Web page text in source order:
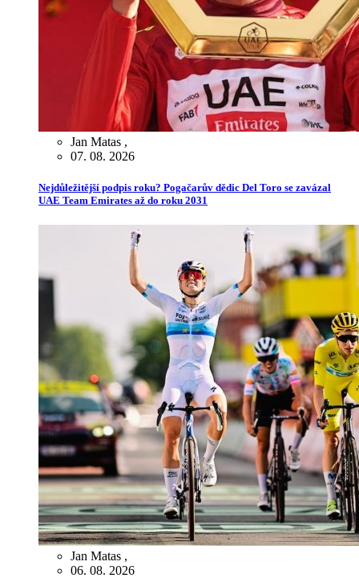
Jan Matas ,
07. 08. 2026
Nejdůležitější podpis roku? Pogačarův dědic Del Toro se zavázal
UAE Team Emirates až do roku 2031
Jan Matas ,
06. 08. 2026